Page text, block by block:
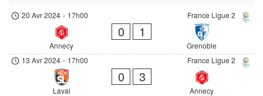
France Ligue 2
20 Avr 2024 - 17h00
Annecy
0 1
Grenoble
France Ligue 2
13 Avr 2024 - 17h00
Laval
0 3
Annecy